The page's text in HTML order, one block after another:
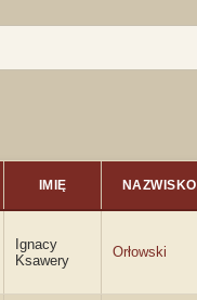
IMIĘ NAZWISKO
Ignacy
Ksawery
Orłowski